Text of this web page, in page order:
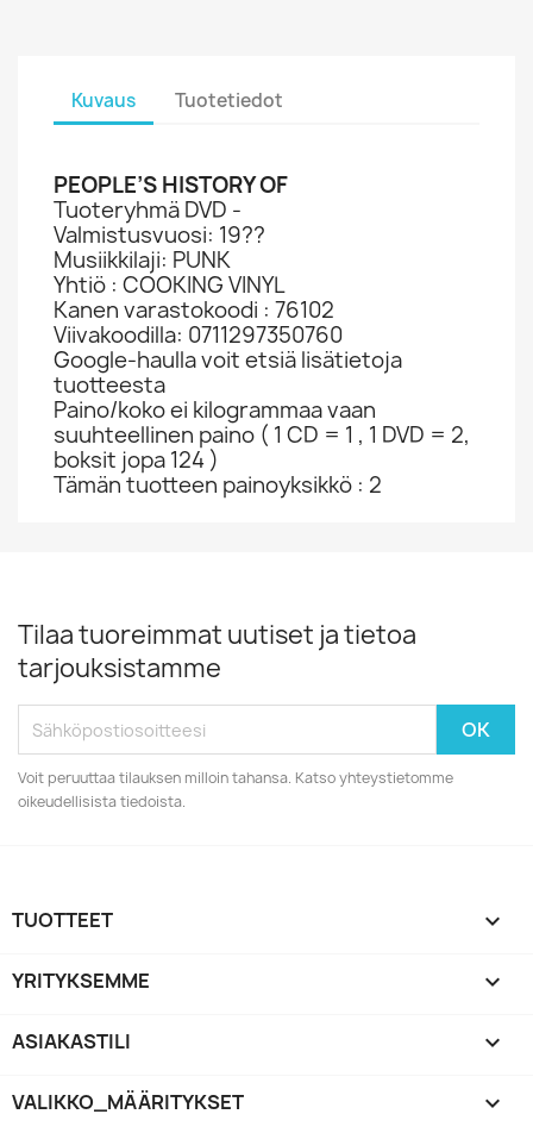
Kuvaus Tuotetiedot
PEOPLE’S HISTORY OF
Tuoteryhmä DVD -
Valmistusvuosi: 19??
Musiikkilaji: PUNK
Yhtiö : COOKING VINYL
Kanen varastokoodi : 76102
Viivakoodilla: 0711297350760
Google-haulla voit etsiä lisätietoja
tuotteesta
Paino/koko ei kilogrammaa vaan
suuhteellinen paino ( 1 CD = 1 , 1 DVD = 2,
boksit jopa 124 )
Tämän tuotteen painoyksikkö : 2
Tilaa tuoreimmat uutiset ja tietoa
tarjouksistamme
Voit peruuttaa tilauksen milloin tahansa. Katso yhteystietomme
oikeudellisista tiedoista.
TUOTTEET 
YRITYKSEMME 
ASIAKASTILI 
VALIKKO_MÄÄRITYKSET keyboard_arrow_down